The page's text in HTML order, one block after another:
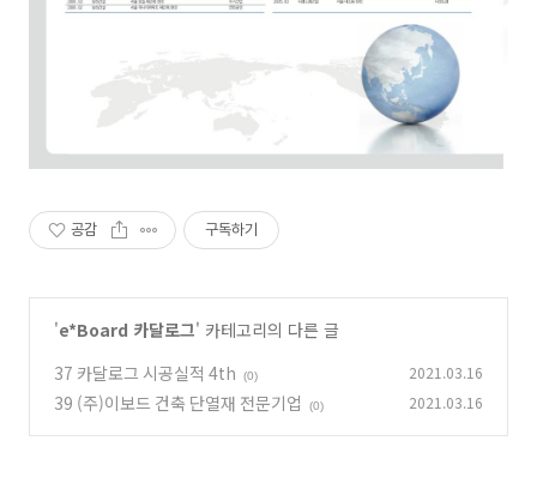
공감 구독하기
'e*Board 카달로그' 카테고리의 다른 글
37 카달로그 시공실적 4th
(0) 2021.03.16
39 (주)이보드 건축 단열재 전문기업 (0) 2021.03.16